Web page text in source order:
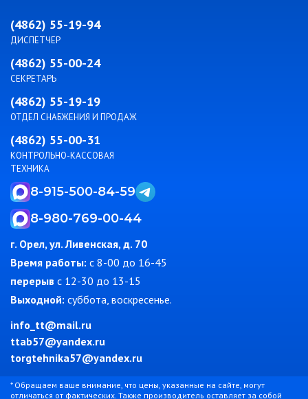
(4862) 55-19-94
ДИСПЕТЧЕР
(4862) 55-00-24
СЕКРЕТАРЬ
(4862) 55-19-19
ОТДЕЛ СНАБЖЕНИЯ И ПРОДАЖ
(4862) 55-00-31
КОНТРОЛЬНО-КАССОВАЯ
ТЕХНИКА
8-915-500-84-59
8-980-769-00-44
г. Орел, ул. Ливенская, д. 70
Время работы: c 8-00 до 16-45
перерыв с 12-30 до 13-15
Выходной: суббота, воскресенье.
info_tt@mail.ru
ttab57@yandex.ru
torgtehnika57@yandex.ru
* Обращаем ваше внимание, что цены, указанные на сайте, могут
отличаться от фактических. Также производитель оставляет за собой